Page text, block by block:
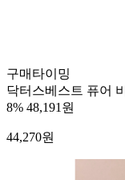
구매타이밍
닥터스베스트 퓨어
8% 48,191원
44,270원